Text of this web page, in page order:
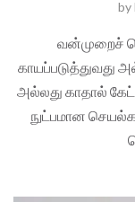
by
வன்முறைச்
அல்லது காதால்
நுட்பமான